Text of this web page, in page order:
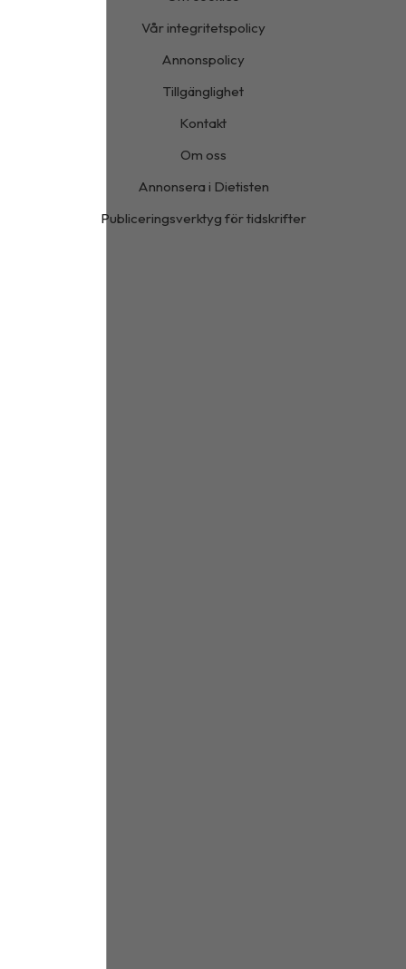
Vår integritetspolicy
Annonspolicy
Tillgänglighet
Kontakt
Om oss
Annonsera i Dietisten
Publiceringsverktyg för tidskrifter